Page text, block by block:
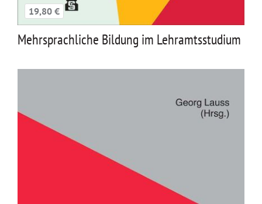
19,80 €
Mehrsprachliche Bildung im Lehramtsstudium